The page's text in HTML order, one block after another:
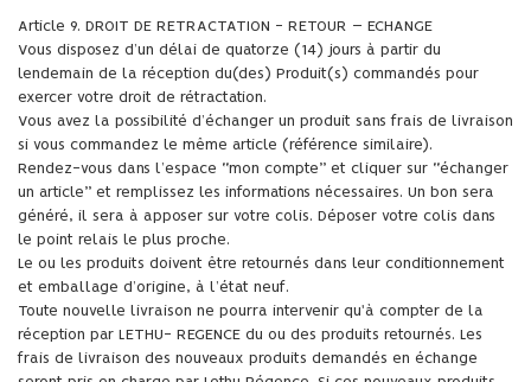
Article 9. DROIT DE RETRACTATION - RETOUR – ECHANGE
Vous disposez d’un délai de quatorze (14) jours à partir du
lendemain de la réception du(des) Produit(s) commandés pour
exercer votre droit de rétractation.
Vous avez la possibilité d’échanger un produit sans frais de livraison
si vous commandez le même article (référence similaire).
Rendez-vous dans l’espace “mon compte” et cliquer sur “échanger
un article” et remplissez les informations nécessaires. Un bon sera
généré, il sera à apposer sur votre colis. Déposer votre colis dans
le point relais le plus proche.
Le ou les produits doivent être retournés dans leur conditionnement
et emballage d’origine, à l’état neuf.
Toute nouvelle livraison ne pourra intervenir qu'à compter de la
réception par LETHU- REGENCE du ou des produits retournés. Les
frais de livraison des nouveaux produits demandés en échange